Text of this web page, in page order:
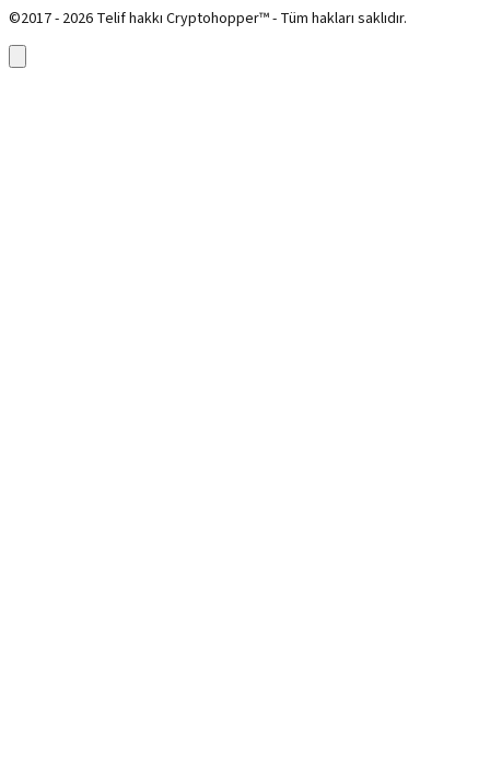
©2017 - 2026 Telif hakkı Cryptohopper™ - Tüm hakları saklıdır.